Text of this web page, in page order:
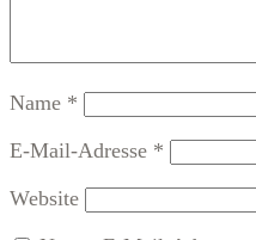
Name *
E-Mail-Adresse *
Website